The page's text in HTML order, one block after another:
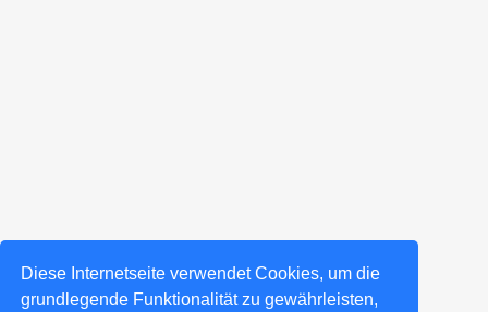
Diese Internetseite verwendet Cookies, um die
grundlegende Funktionalität zu gewährleisten,